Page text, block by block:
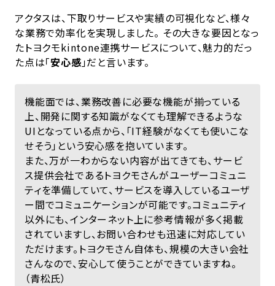
アクタスは、下取りサービスや実績の可視化など、様々
な業務で効率化を実現しました。 その大きな要因となっ
たトヨクモkintone連携サービスについて、魅力的だっ
た点は「安心感」だと言います。
機能面では、業務改善に必要な機能が揃っている
上、開発に関する知識がなくても理解できるような
UIとなっている点から、「IT経験がなくても使いこな
せそう」という安心感を抱いています。
また、万が一わからない内容が出てきても、サービ
ス提供会社であるトヨクモさんがユーザーコミュニ
ティを準備していて、サービスを導入しているユーザ
ー間でコミュニケーションが可能です。コミュニティ
以外にも、インターネット上に参考情報が多く掲載
されていますし、お問い合わせも迅速に対応してい
ただけます。トヨクモさん自体も、規模の大きい会社
さんなので、安心して使うことができていますね。
（青松氏）